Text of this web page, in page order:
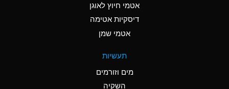
Ammonia Gas (cold)
D
Ammonia Gas (hot)
אטמי חיוץ לאוגן
דיסקיות אטימה
אטמי שמן
תעשיות
מים וזורמים
השקיה